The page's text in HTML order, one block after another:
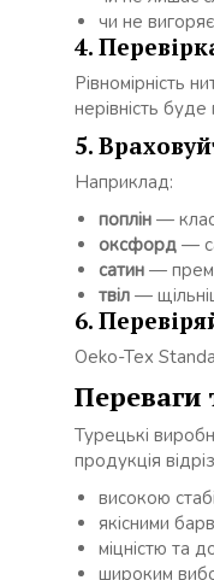
чи не
4.
Рівномірність
нерівність
5.
Наприклад:
поплін —
оксфорд —
сатин —
твіл —
6.
Oeko-Tex
Переваги
Турецькі
продукція
високою
якісними
міцністю та
широким